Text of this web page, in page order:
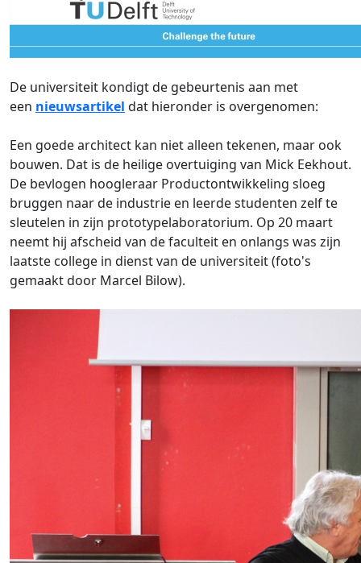
De universiteit kondigt de gebeurtenis aan met
een nieuwsartikel dat hieronder is overgenomen:
Een goede architect kan niet alleen tekenen, maar ook
bouwen. Dat is de heilige overtuiging van Mick Eekhout.
De bevlogen hoogleraar Productontwikkeling sloeg
bruggen naar de industrie en leerde studenten zelf te
sleutelen in zijn prototypelaboratorium. Op 20 maart
neemt hij afscheid van de faculteit en onlangs was zijn
laatste college in dienst van de universiteit (foto's
gemaakt door Marcel Bilow).